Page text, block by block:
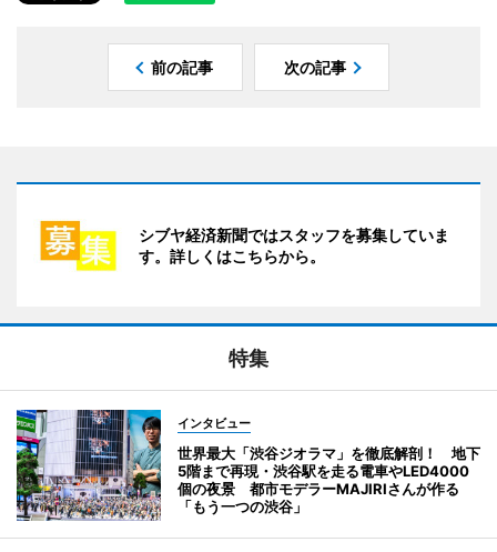
前の記事 次の記事
シブヤ経済新聞ではスタッフを募集していま
す。詳しくはこちらから。
特集
インタビュー
世界最大「渋谷ジオラマ」を徹底解剖！ 地下
5階まで再現・渋谷駅を走る電車やLED4000
個の夜景 都市モデラーMAJIRIさんが作る
「もう一つの渋谷」